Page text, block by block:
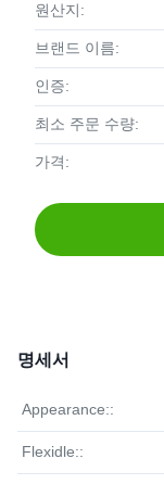
원산지:
브랜드 이름:
인증:
최소 주문 수량:
가격:
명세서
Appearance::
Flexidle::